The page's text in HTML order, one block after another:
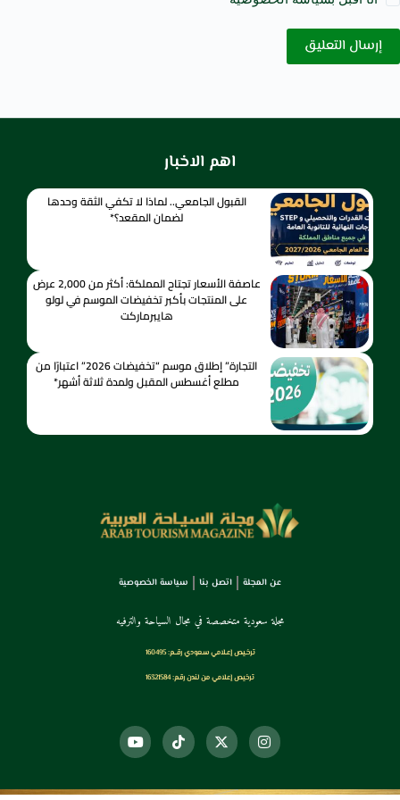
إرسال التعليق
اهم الاخبار
القبول الجامعي.. لماذا لا تكفي الثقة وحدها
لضمان المقعد؟*
عاصفة الأسعار تجتاح المملكة: أكثر من 2,000 عرض
على المنتجات بأكبر تخفيضات الموسم في لولو
هايبرماركت
التجارة” إطلاق موسم “تخفيضات 2026” اعتبارًا من
مطلع أغسطس المقبل ولمدة ثلاثة أشهر*
عن المجلة اتصل بنا سياسة الخصوصية
مجلة سعودية متخصصة في مجال السياحة والترفيه
ترخـيص إعـلامي سـعودي رقــم: 160495
ترخيص إعلامي من لندن رقم: 16321584